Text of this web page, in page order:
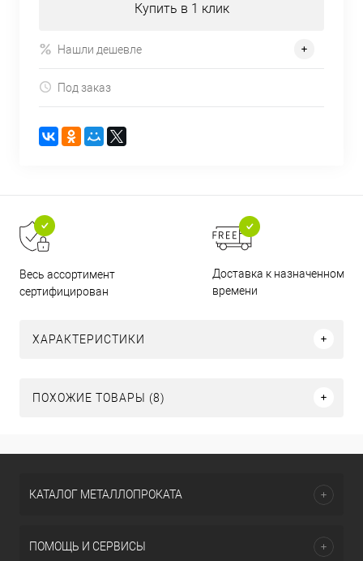
Купить в 1 клик
Нашли дешевле
Под заказ
Весь ассортимент
сертифицирован
Доставка к назначенному
времени
ХАРАКТЕРИСТИКИ
ПОХОЖИЕ ТОВАРЫ (8)
КАТАЛОГ МЕТАЛЛОПРОКАТА
ПОМОЩЬ И СЕРВИСЫ